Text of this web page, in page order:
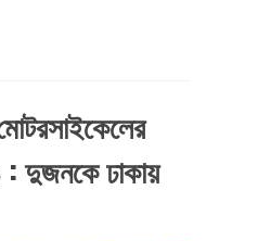
: দুজনকে ঢাকায়